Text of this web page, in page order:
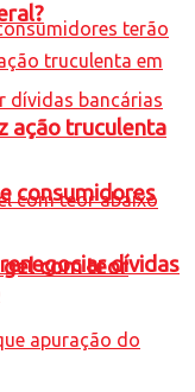
consumidores
dívidas
ação truculenta
gel com teor